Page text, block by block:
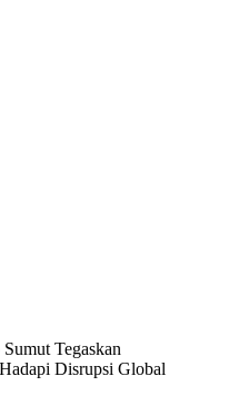
Tegaskan
Disrupsi Global